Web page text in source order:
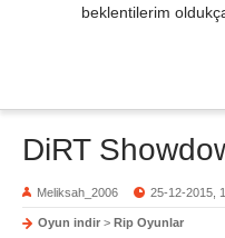
beklentilerim
DiRT
Meliksah_2006 25-12-2015,
Oyun indir > Rip Oyunlar